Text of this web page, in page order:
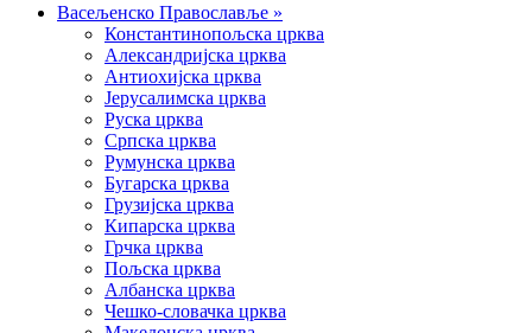
Васељенско Православље »
Константинопољска црква
Александријска црква
Антиохијска црква
Јерусалимска црква
Руска црква
Српска црква
Румунска црква
Бугарска црква
Грузијска црква
Кипарска црква
Грчка црква
Пољска црква
Албанска црква
Чешко-словачка црква